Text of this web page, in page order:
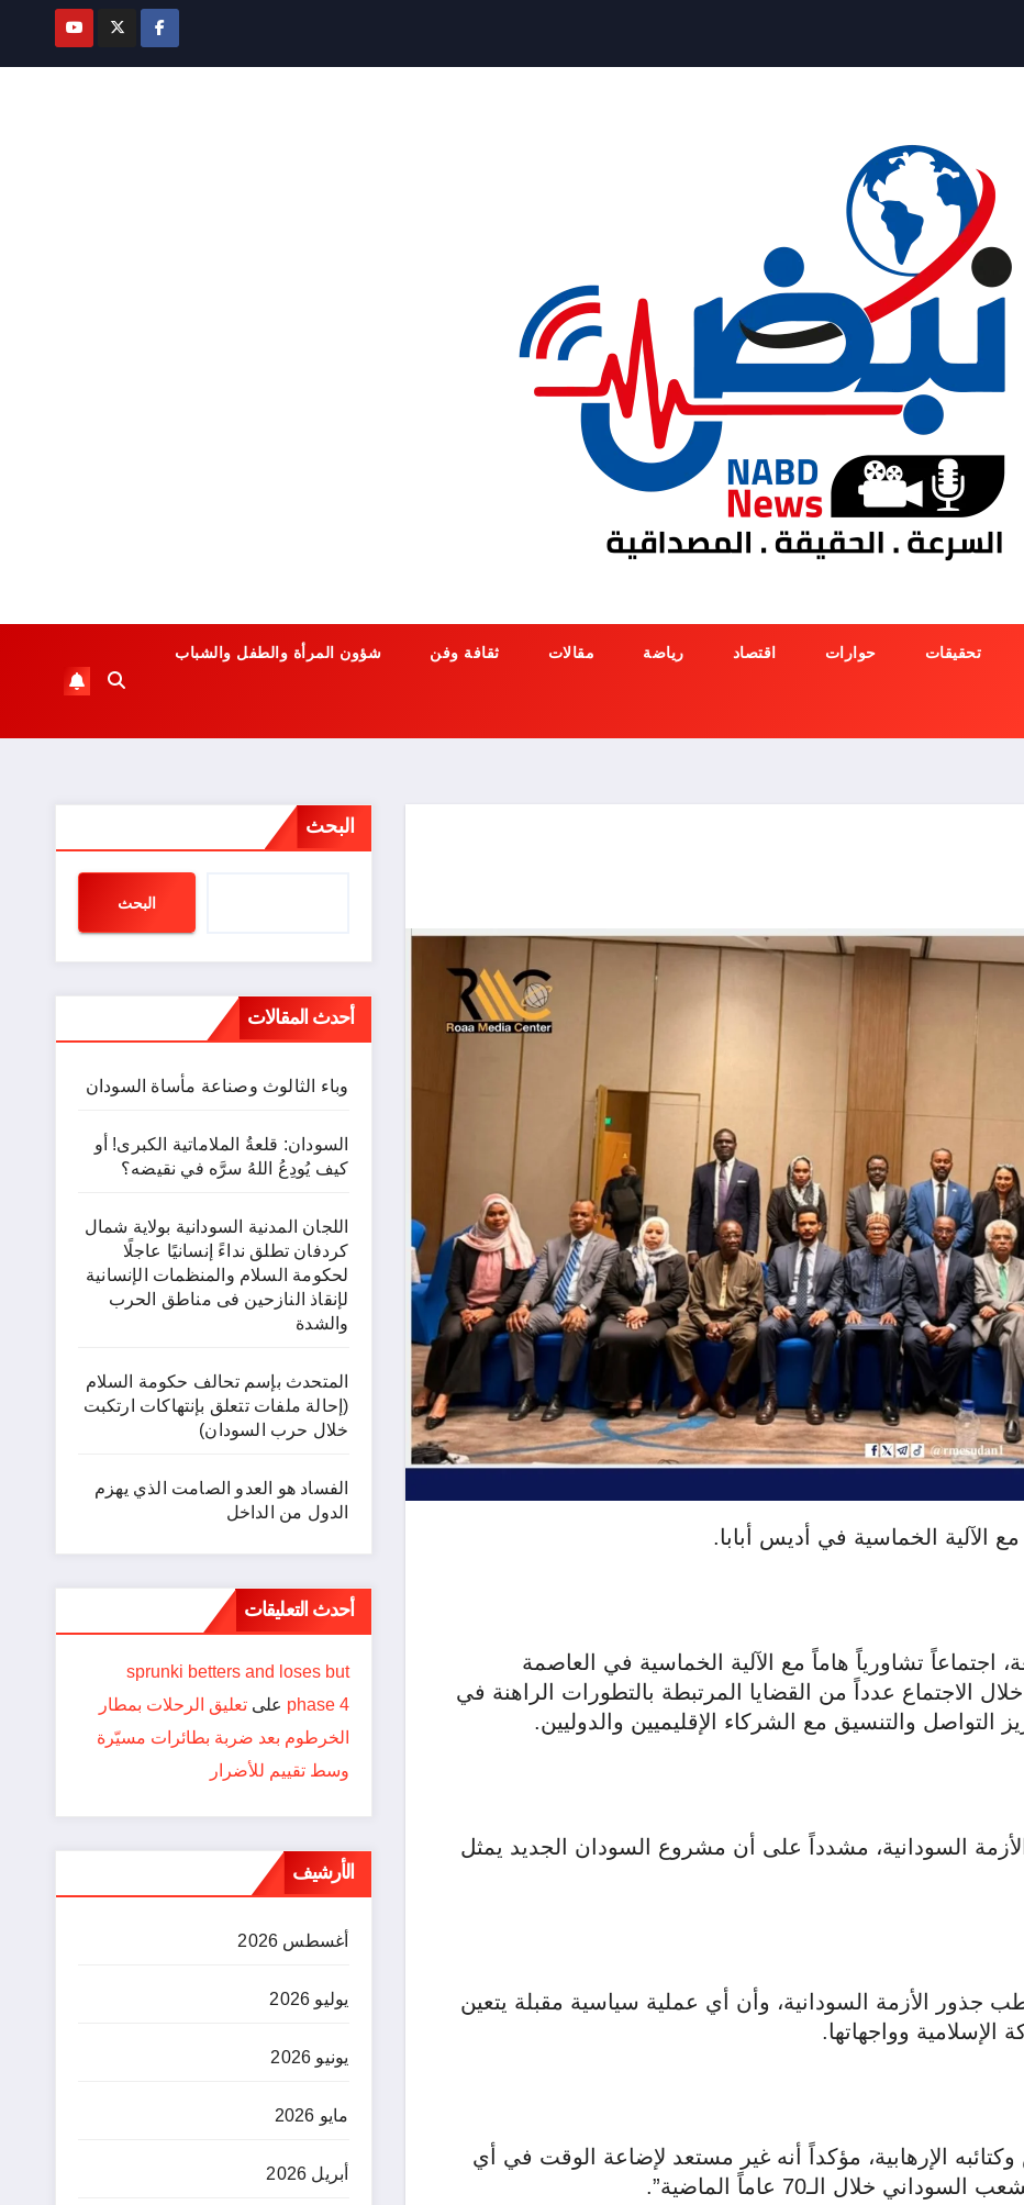
تحقيقات حوارات اقتصاد رياضة مقالات ثقافة وفن شؤون المرأة والطفل والشباب
الآلية الخماسية في أديس أبابا.
تشاورياً هاماً مع الآلية الخماسية في العاصمة
خلال الاجتماع عدداً من القضايا المرتبطة بالتطورات الراهنة في
التواصل والتنسيق مع الشركاء الإقليميين والدوليين.
السودانية، مشدداً على أن مشروع السودان الجديد يمثل
الأزمة السودانية، وأن أي عملية سياسية مقبلة يتعين
الإسلامية وواجهاتها.
الإرهابية، مؤكداً أنه غير مستعد لإضاعة الوقت في أي
خلال الـ70 عاماً الماضية”.
البحث
البحث
أحدث المقالات
وباء الثالوث وصناعة مأساة السودان
السودان: قلعةُ الملاماتية الكبرى! أو
كيف يُودِعُ اللهُ سرَّه في نقيضه؟
اللجان المدنية السودانية بولاية شمال
كردفان تطلق نداءً إنسانيًا عاجلًا
لحكومة السلام والمنظمات الإنسانية
لإنقاذ النازحين فى مناطق الحرب
والشدة
المتحدث بإسم تحالف حكومة السلام
(إحالة ملفات تتعلق بإنتهاكات ارتكبت
خلال حرب السودان)
الفساد هو العدو الصامت الذي يهزم
الدول من الداخل
أحدث التعليقات
sprunki betters and loses but
phase 4 علىتعليق الرحلات بمطار
الخرطوم بعد ضربة بطائرات مسيّرة
وسط تقييم للأضرار
الأرشيف
أغسطس 2026
يوليو 2026
يونيو 2026
مايو 2026
أبريل 2026